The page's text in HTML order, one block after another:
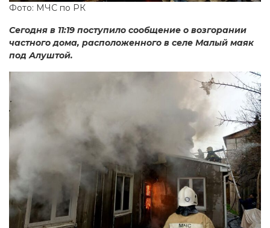
Фото: МЧС по РК
Сегодня в 11:19 поступило сообщение о возгорании
частного дома, расположенного в селе Малый маяк
под Алуштой.